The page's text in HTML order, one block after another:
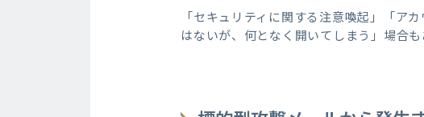
「セキュリティに関する注意喚起」「ア
はないが、何となく開いてしまう」場合も